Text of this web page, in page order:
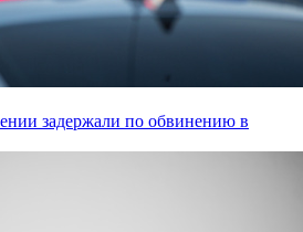
задержали по обвинению в